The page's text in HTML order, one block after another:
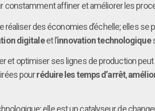
constamment affiner et améliorer les
réaliser des économies d’échelle; elles
digitaleet l’innovation technologique
et optimiser ses lignes de production
pourréduire les temps d’arrêt,